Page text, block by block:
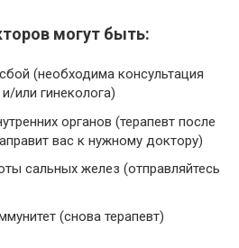
могут быть:
(необходима консультация
или гинеколога)
органов (терапевт после
вас к нужному доктору)
сальных желез (отправляйтесь
(снова терапевт)